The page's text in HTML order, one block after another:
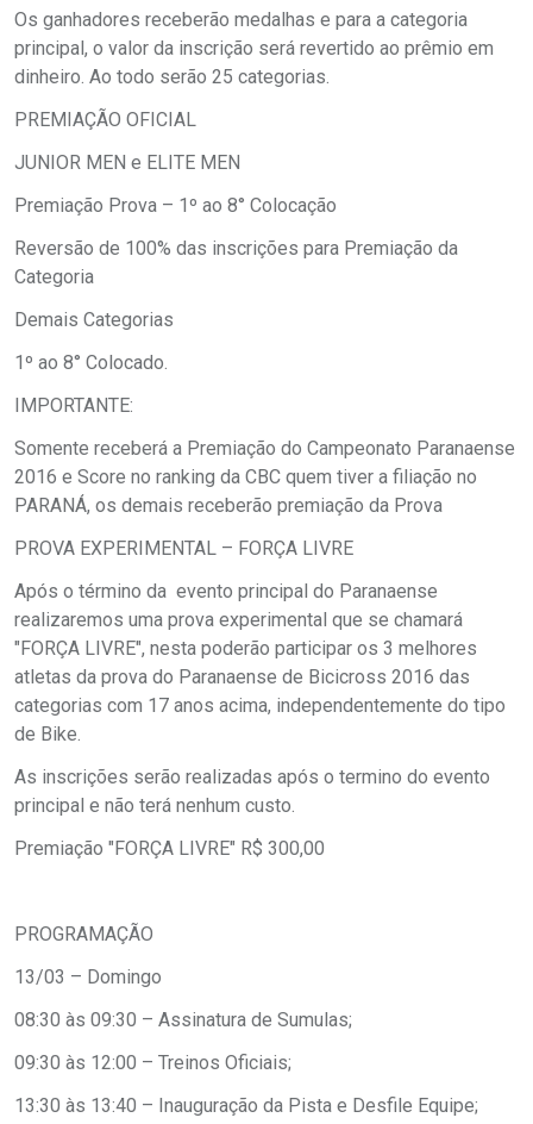
Os ganhadores receberão medalhas e para a categoria
principal, o valor da inscrição será revertido ao prêmio em
dinheiro. Ao todo serão 25 categorias.
PREMIAÇÃO OFICIAL
JUNIOR MEN e ELITE MEN
Premiação Prova – 1º ao 8° Colocação
Reversão de 100% das inscrições para Premiação da
Categoria
Demais Categorias
1º ao 8° Colocado.
IMPORTANTE:
Somente receberá a Premiação do Campeonato Paranaense
2016 e Score no ranking da CBC quem tiver a filiação no
PARANÁ, os demais receberão premiação da Prova
PROVA EXPERIMENTAL – FORÇA LIVRE
Após o término da evento principal do Paranaense
realizaremos uma prova experimental que se chamará
"FORÇA LIVRE", nesta poderão participar os 3 melhores
atletas da prova do Paranaense de Bicicross 2016 das
categorias com 17 anos acima, independentemente do tipo
de Bike.
As inscrições serão realizadas após o termino do evento
principal e não terá nenhum custo.
Premiação "FORÇA LIVRE" R$ 300,00
PROGRAMAÇÃO
13/03 – Domingo
08:30 às 09:30 – Assinatura de Sumulas;
09:30 às 12:00 – Treinos Oficiais;
13:30 às 13:40 – Inauguração da Pista e Desfile Equipe;